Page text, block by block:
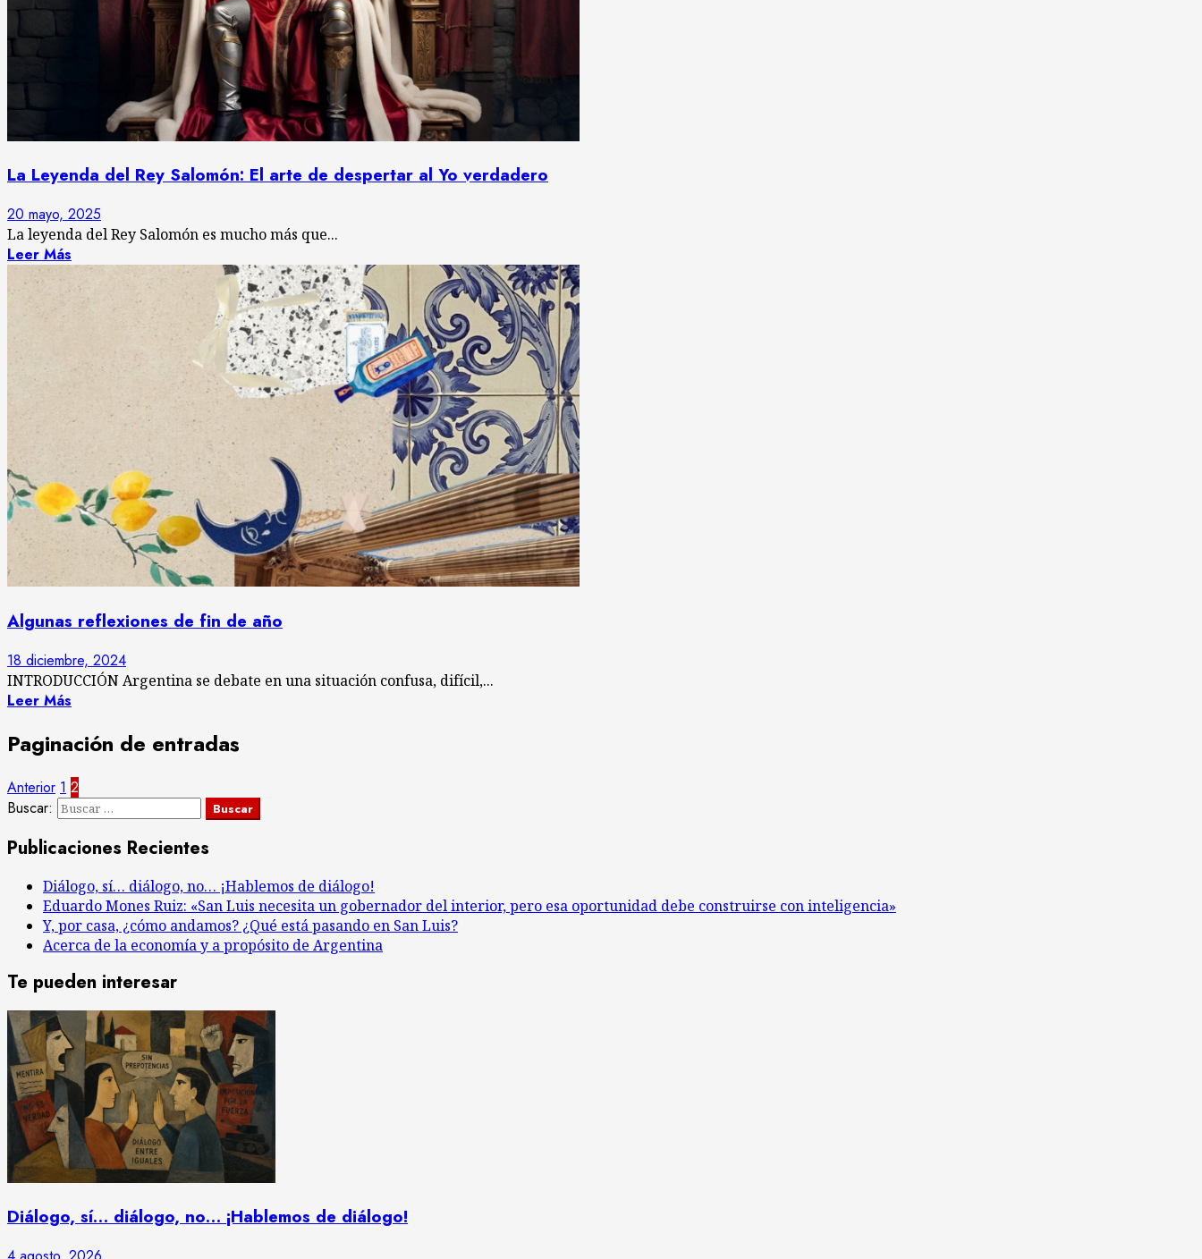
La Leyenda del Rey Salomón: El arte de despertar al Yo verdadero
20 mayo, 2025
La leyenda del Rey Salomón es mucho más que...
Leer Más
Algunas reflexiones de fin de año
18 diciembre, 2024
INTRODUCCIÓN Argentina se debate en una situación confusa, difícil,...
Leer Más
Paginación de entradas
Anterior 1 2
Buscar:
Publicaciones Recientes
Diálogo, sí… diálogo, no… ¡Hablemos de diálogo!
Eduardo Mones Ruiz: «San Luis necesita un gobernador del interior, pero esa oportunidad debe construirse con inteligencia»
Y, por casa, ¿cómo andamos? ¿Qué está pasando en San Luis?
Acerca de la economía y a propósito de Argentina
Te pueden interesar
Diálogo, sí… diálogo, no… ¡Hablemos de diálogo!